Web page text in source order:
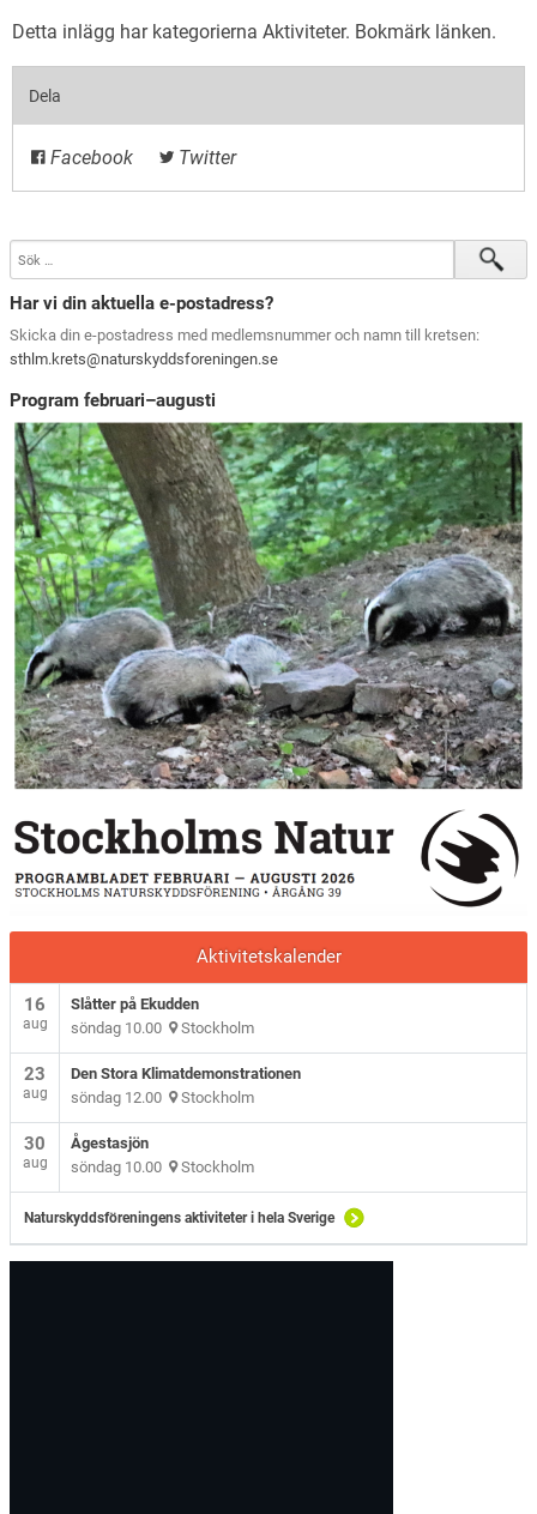
Detta inlägg har kategorierna Aktiviteter. Bokmärk länken.
Dela
Facebook Twitter
Har vi din aktuella e-postadress?
Skicka din e-postadress med medlemsnummer och namn till kretsen:
sthlm.krets@naturskyddsforeningen.se
Program februari–augusti
Aktivitetskalender
16
aug
Slåtter på Ekudden
söndag 10.00 Stockholm
23
aug
Den Stora Klimatdemonstrationen
söndag 12.00 Stockholm
30
aug
Ågestasjön
söndag 10.00 Stockholm
Naturskyddsföreningens aktiviteter i hela Sverige